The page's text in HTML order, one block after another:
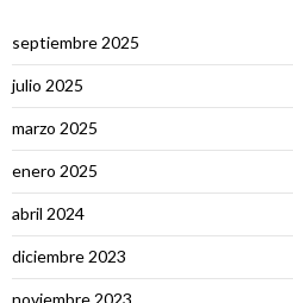
septiembre 2025
julio 2025
marzo 2025
enero 2025
abril 2024
diciembre 2023